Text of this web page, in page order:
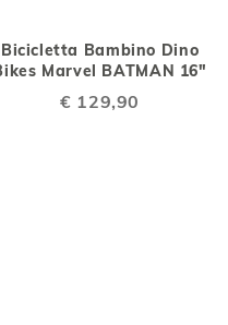
Bicicletta Bambino Dino
Marvel BATMAN 16"
€ 129,90